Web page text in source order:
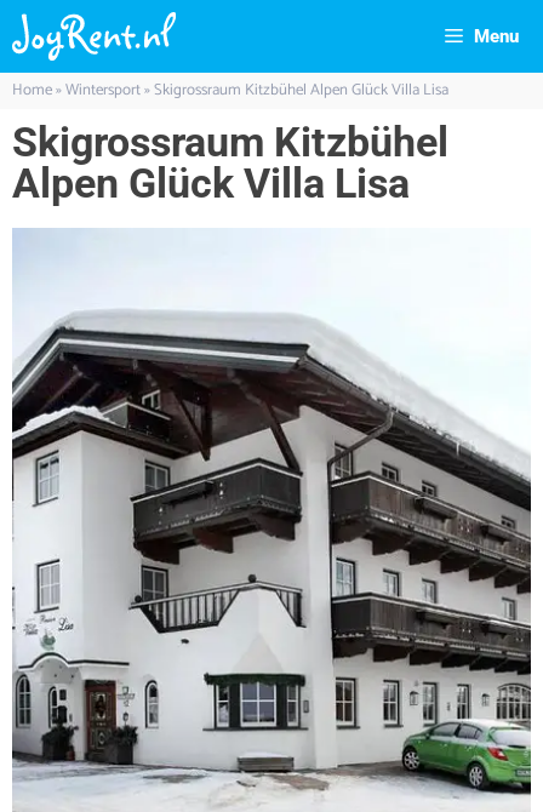
Menu
Home»Wintersport»Skigrossraum Kitzbühel Alpen Glück Villa Lisa
Skigrossraum Kitzbühel
Alpen Glück Villa Lisa